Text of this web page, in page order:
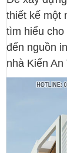
thiết kế một
tìm hiểu
đến nguồn
nhà Kiến An